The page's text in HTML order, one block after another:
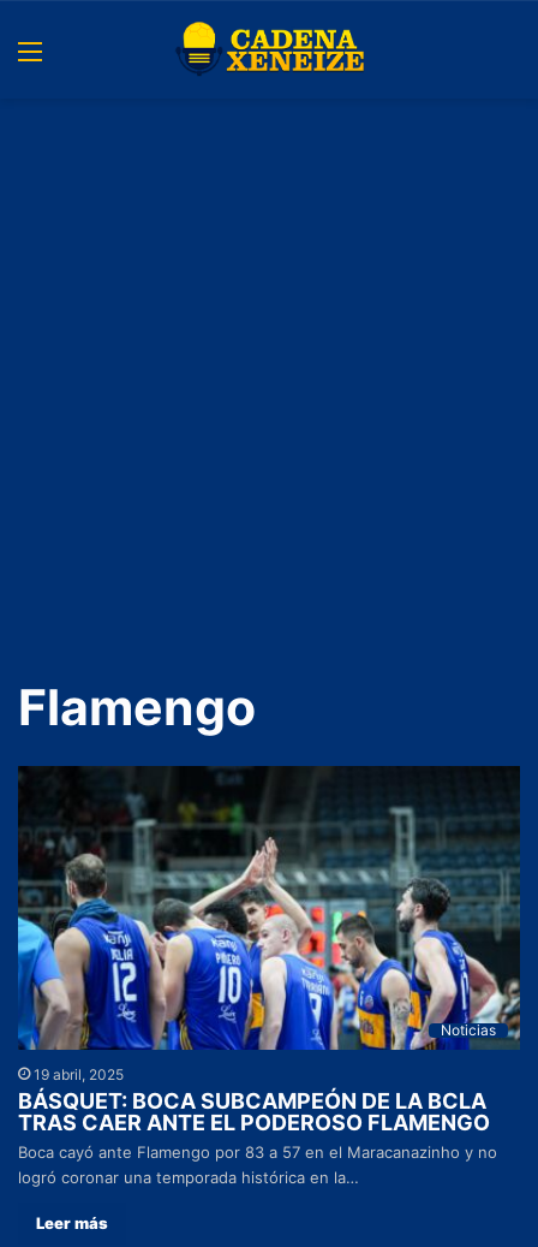
Flamengo
Noticias
19 abril, 2025
BÁSQUET: BOCA SUBCAMPEÓN DE LA BCLA
TRAS CAER ANTE EL PODEROSO FLAMENGO
Boca cayó ante Flamengo por 83 a 57 en el Maracanazinho y no
logró coronar una temporada histórica en la…
Leer más